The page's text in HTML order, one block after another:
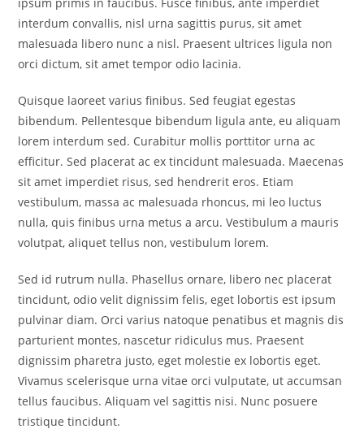
interdum convallis, nisl urna sagittis purus, sit amet
malesuada libero nunc a nisl. Praesent ultrices ligula non
orci dictum, sit amet tempor odio lacinia.
Quisque laoreet varius finibus. Sed feugiat egestas
bibendum. Pellentesque bibendum ligula ante, eu aliquam
lorem interdum sed. Curabitur mollis porttitor urna ac
efficitur. Sed placerat ac ex tincidunt malesuada. Maecenas
sit amet imperdiet risus, sed hendrerit eros. Etiam
vestibulum, massa ac malesuada rhoncus, mi leo luctus
nulla, quis finibus urna metus a arcu. Vestibulum a mauris
volutpat, aliquet tellus non, vestibulum lorem.
Sed id rutrum nulla. Phasellus ornare, libero nec placerat
tincidunt, odio velit dignissim felis, eget lobortis est ipsum
pulvinar diam. Orci varius natoque penatibus et magnis dis
parturient montes, nascetur ridiculus mus. Praesent
dignissim pharetra justo, eget molestie ex lobortis eget.
Vivamus scelerisque urna vitae orci vulputate, ut accumsan
tellus faucibus. Aliquam vel sagittis nisi. Nunc posuere
tristique tincidunt.